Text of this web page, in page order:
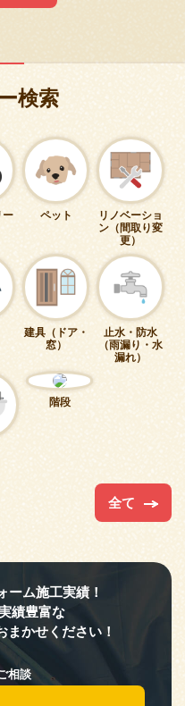
検索
ー ペット
リノベーショ
ン（間取り変
更）
建具（ドア・
窓）
止水・防水
（雨漏り・水
漏れ）
階段
全て
ーム施工実績！
績豊富な
かせください！
相談